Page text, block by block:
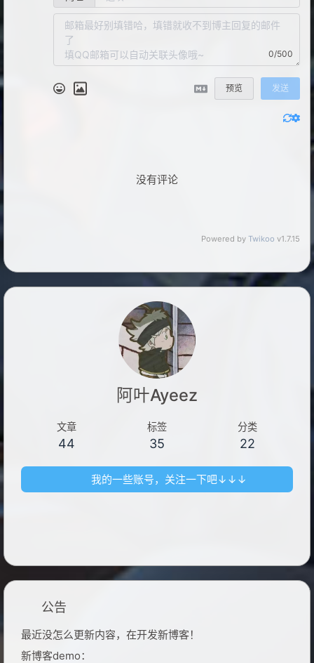
0/500
预览 发送
没有评论
Powered by Twikoo v1.7.15
阿叶Ayeez
文章
44
标签
35
分类
22
我的一些账号，关注一下吧↓↓↓
公告
最近没怎么更新内容，在开发新博客！
新博客demo：